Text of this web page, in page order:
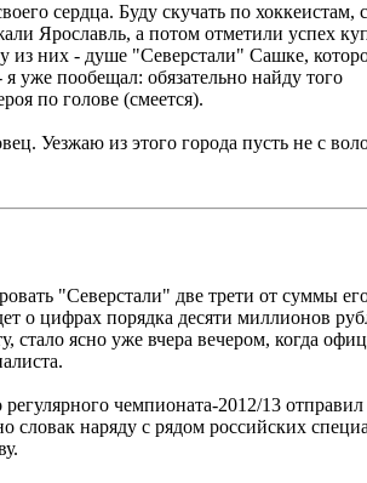
сердца. Буду скучать по хоккеистам, с
Ярославль, а потом отметили успех
них - душе "Северстали" Сашке,
уже пообещал: обязательно найду того
по голове (смеется).
Уезжаю из этого города пусть не с
"Северстали" две трети от суммы
о цифрах порядка десяти миллионов
ясно уже вчера вечером, когда
чемпионата-2012/13 отправил
наряду с рядом российских